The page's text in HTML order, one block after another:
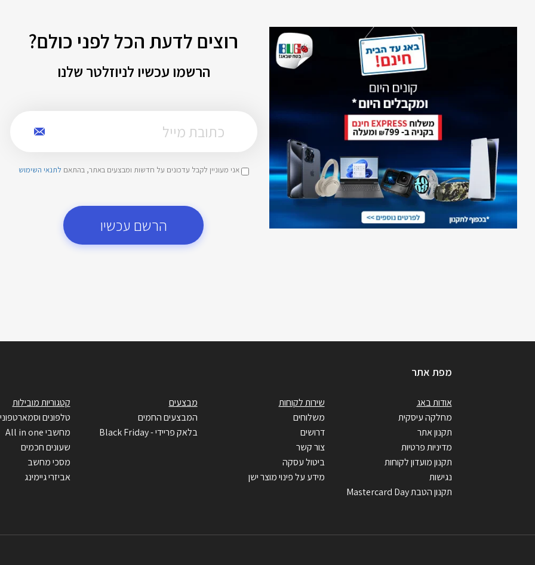
רוצים לדעת הכל לפני כולם?
הרשמו עכשיו לניוזלטר שלנו
אני מעוניין לקבל עדכונים על חדשות ומבצעים באתר, בהתאם לתנאי השימוש
הרשם עכשיו
מפת אתר
אודות באג
מחלקה עיסקית
תקנון אתר
מדיניות פרטיות
תקנון מועדון לקוחות
נגישות
תקנון הטבת Mastercard Day
שירות לקוחות
משלוחים
דרושים
צור קשר
ביטול עסקה
מידע על פינוי מוצר ישן
מבצעים
המבצעים החמים
בלאק פריידי - Black Friday
קטגוריות מובילות
טלפונים
מחשבי All in one
שעונים חכמים
מסכי מחשב
אביזרי גיימינג